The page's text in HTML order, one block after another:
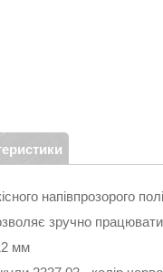
напівпрозорого
зручно
мм